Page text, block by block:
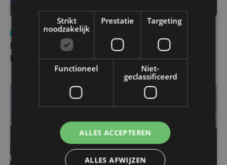
Nieuws
di 4 augustus | 09:32
Man en vrouw dood aangetroffen in woning in Sint-
Pieters Brugge
Strikt
noodzakelijk
Prestatie Targeting
Functioneel
Niet-
geclassificeerd
ALLES ACCEPTEREN
ALLES AFWIJZEN